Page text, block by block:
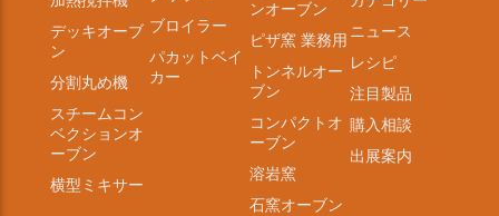
デッキオーブ
ン
分割丸め機
スチームコン
ベクションオ
ーブン
横型ミキサー
ブロイラー
パカットベイ
カー
ンオーブン
ピザ窯 業務用
トンネルオー
ブン
コンパクトオ
ーブン
溶岩窯
石窯オーブン
ニュース
レシピ
注目製品
購入相談
出展案内